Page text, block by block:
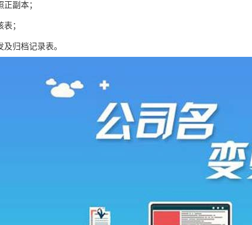
副本；
；
归档记录表。